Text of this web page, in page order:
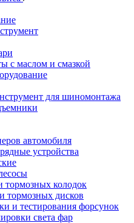
с маслом и смазкой
для шиномонтажа
автомобиля
устройства
тормозных колодок
тормозных дисков
и тестирования форсунок
света фар